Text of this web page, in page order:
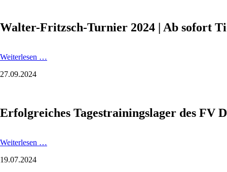
Walter-Fritzsch-Turnier 2024 | Ab sofort
Weiterlesen …
sofort
27.09.2024
Erfolgreiches Tagestrainingslager des FV
Weiterlesen …
19.07.2024